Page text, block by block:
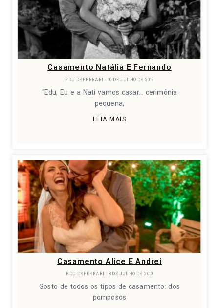
Casamento Natália E Fernando
EDU DEFERRARI 10 DE JULHO DE 2019
“Edu, Eu e a Nati vamos casar… cerimônia
pequena,
LEIA MAIS
Casamento Alice E Andrei
EDU DEFERRARI 8 DE JULHO DE 2019
Gosto de todos os tipos de casamento: dos
pomposos